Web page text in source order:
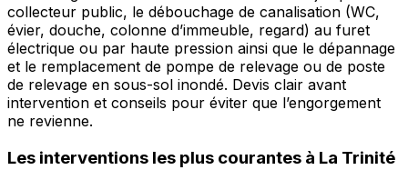
collecteur public, le débouchage de canalisation (WC,
évier, douche, colonne d’immeuble, regard) au furet
électrique ou par haute pression ainsi que le dépannage
et le remplacement de pompe de relevage ou de poste
de relevage en sous-sol inondé. Devis clair avant
intervention et conseils pour éviter que l’engorgement
ne revienne.
Les interventions les plus courantes à La Trinité